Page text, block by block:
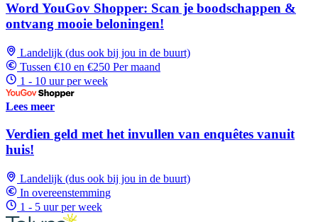
Word YouGov Shopper: Scan je boodschappen &
ontvang mooie beloningen!
Landelijk (dus ook bij jou in de buurt)
Tussen €10 en €250 Per maand
1 - 10 uur per week
Lees meer
Verdien geld met het invullen van enquêtes vanuit
huis!
Landelijk (dus ook bij jou in de buurt)
In overeenstemming
1 - 5 uur per week